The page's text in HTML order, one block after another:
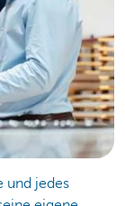
und jedes